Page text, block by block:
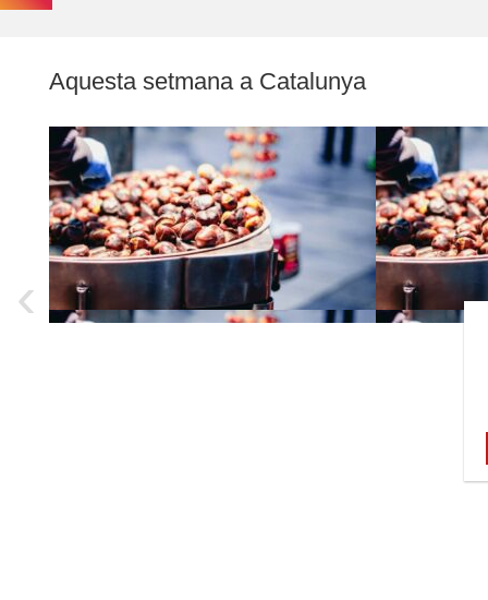
Aquesta setmana a Catalunya
‹